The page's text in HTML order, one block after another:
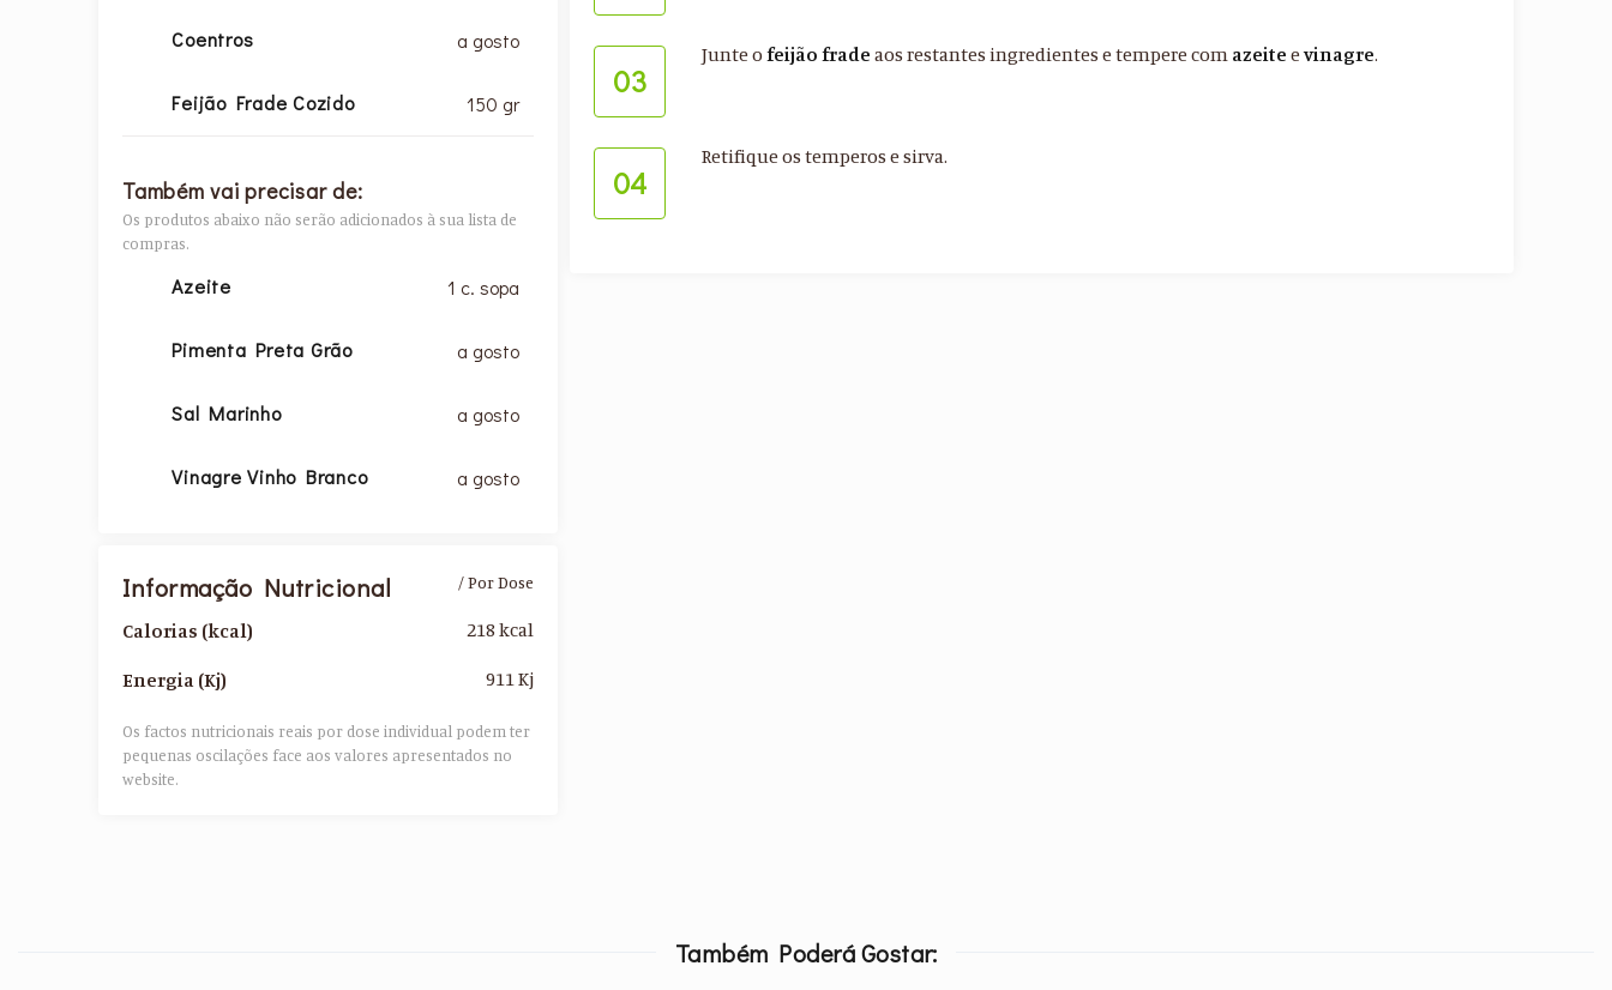
Coentros a gosto
Feijão Frade Cozido 150 gr
Também vai precisar de:
Os produtos abaixo não serão adicionados à sua lista de
compras.
Azeite 1 c. sopa
Pimenta Preta Grão a gosto
Sal Marinho a gosto
Vinagre Vinho Branco a gosto
Informação Nutricional
Calorias (kcal)
Energia (Kj)
/ Por Dose
218 kcal
911 Kj
Os factos nutricionais reais por dose individual podem ter
pequenas oscilações face aos valores apresentados no
website.​
03
Junte ofeijão frade aos restantes ingredientes e tempere com azeite evinagre.
04
Retifique os temperos e sirva.
Também Poderá Gostar: